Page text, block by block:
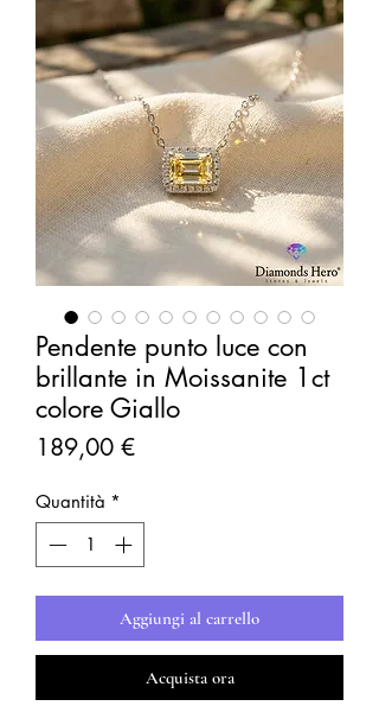
Pendente punto luce con
brillante in Moissanite 1ct
colore Giallo
189,00 €Prezzo
Quantità *
Aggiungi al carrello
Acquista ora